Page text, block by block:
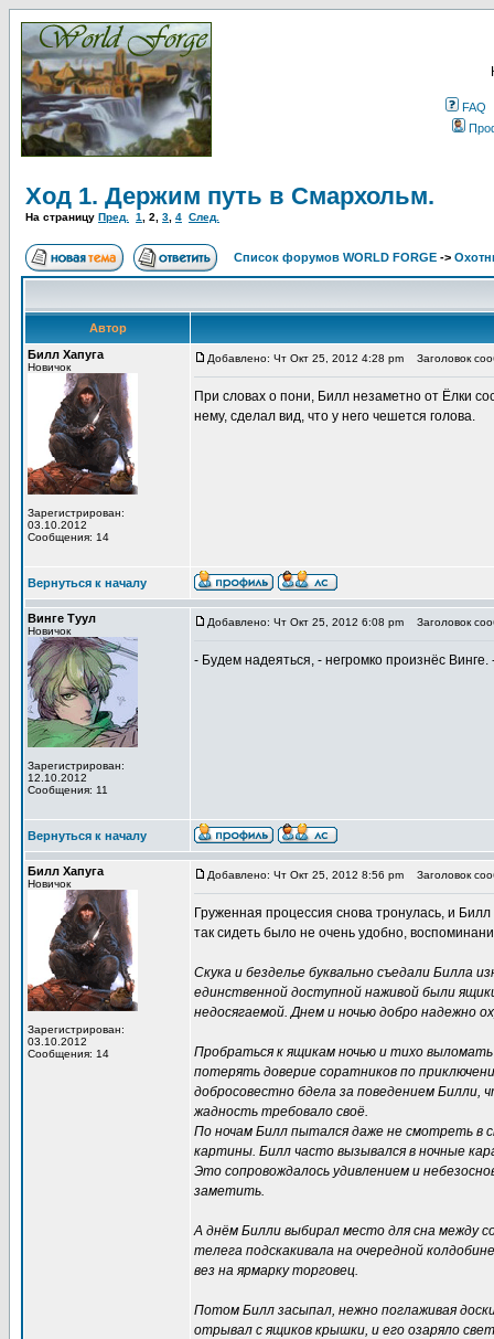
FAQ
Ход 1. Держим путь в Смархольм.
На страницу Пред. 1 2 3 4 След.
Список форумов WORLD FORGE ->
Автор
Билл Хапуга
Новичок
Зарегистрирован:
03.10.2012
Сообщения: 14
Добавлено: Чт Окт 25, 2012 4:28 pm Заголовок
При словах о пони, Билл незаметно от Ёлки
нему, сделал вид, что у него чешется голова.
Вернуться к началу
Винге Туул
Новичок
Зарегистрирован:
12.10.2012
Сообщения: 11
Добавлено: Чт Окт 25, 2012 6:08 pm Заголовок
- Будем надеяться, - негромко произнёс
Вернуться к началу
Билл Хапуга
Новичок
Зарегистрирован:
03.10.2012
Сообщения: 14
Добавлено: Чт Окт 25, 2012 8:56 pm Заголовок
Груженная процессия снова тронулась, и
так сидеть было не очень удобно,
Скука и безделье буквально съедали Билла
единственной доступной наживой были
недосягаемой. Днем и ночью добро надежно
Пробраться к ящикам ночью и тихо
потерять доверие соратников по
добросовестно бдела за поведением Билли,
жадность требовало своё.
По ночам Билл пытался даже не смотреть в
картины. Билл часто вызывался в ночные
Это сопровождалось удивлением и
заметить.
А днём Билли выбирал место для сна между
телега подскакивала на очередной
вез на ярмарку торговец.
Потом Билл засыпал, нежно поглаживая
отрывал с ящиков крышки, и его озаряло